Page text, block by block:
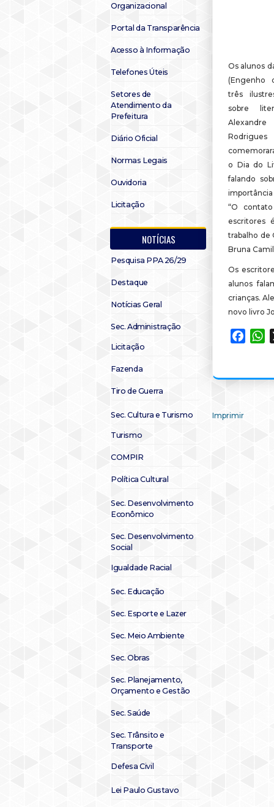
Organizacional
Portal da Transparência
Acesso à Informação
Telefones Úteis
Setores de
Atendimento da
Prefeitura
Diário Oficial
Normas Legais
Ouvidoria
Licitação
NOTÍCIAS
Pesquisa PPA 26/29
Destaque
Notícias Geral
Sec. Administração
Licitação
Fazenda
Tiro de Guerra
Sec. Cultura e Turismo
Turismo
COMPIR
Política Cultural
Sec. Desenvolvimento
Econômico
Sec. Desenvolvimento
Social
Igualdade Racial
Sec. Educação
Sec. Esporte e Lazer
Sec. Meio Ambiente
Sec. Obras
Sec. Planejamento,
Orçamento e Gestão
Sec. Saúde
Sec. Trânsito e
Transporte
Defesa Civil
Lei Paulo Gustavo
Os alunos
(Engenho
três
sobre
o Dia do
falando
“O
escritores
trabalho de
Bruna
Os
alunos
crianças.
novo livro
Imprimir